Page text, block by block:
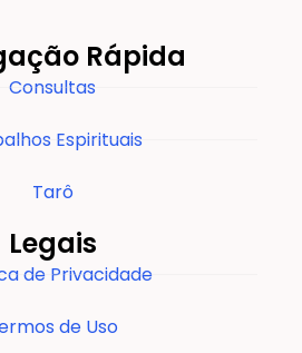
Rápida
Consultas
Espirituais
Tarô
Legais
de Privacidade
de Uso